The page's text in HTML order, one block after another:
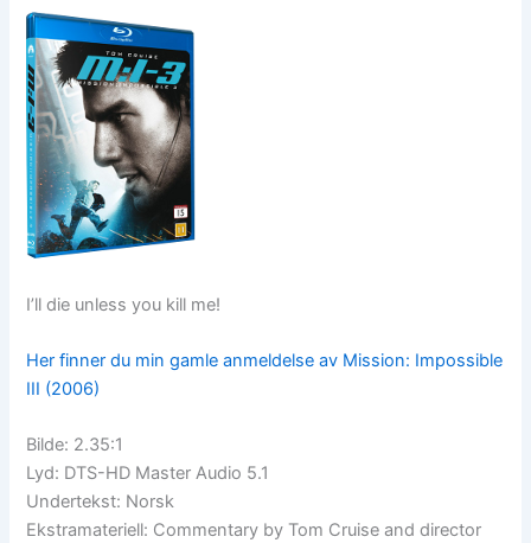
I’ll die unless you kill me!
Her finner du min gamle anmeldelse av Mission: Impossible
III (2006)
Bilde: 2.35:1
Lyd: DTS-HD Master Audio 5.1
Undertekst: Norsk
Ekstramateriell: Commentary by Tom Cruise and director